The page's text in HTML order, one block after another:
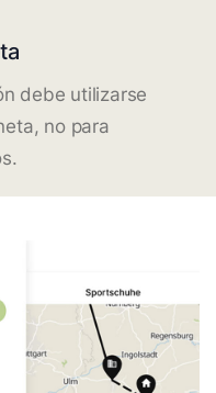
debe utilizarse
no para